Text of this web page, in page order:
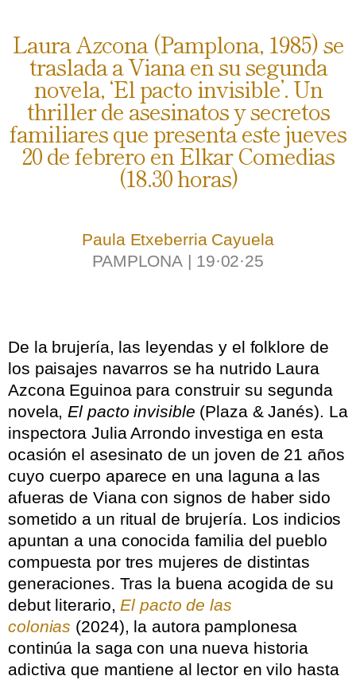
Laura Azcona (Pamplona, 1985) se
traslada a Viana en su segunda
novela, ‘El pacto invisible’. Un
thriller de asesinatos y secretos
familiares que presenta este jueves
20 de febrero en Elkar Comedias
(18.30 horas)
Paula Etxeberria Cayuela
PAMPLONA | 19·02·25
De la brujería, las leyendas y el folklore de
los paisajes navarros se ha nutrido Laura
Azcona Eguinoa para construir su segunda
novela, El pacto invisible (Plaza & Janés). La
inspectora Julia Arrondo investiga en esta
ocasión el asesinato de un joven de 21 años
cuyo cuerpo aparece en una laguna a las
afueras de Viana con signos de haber sido
sometido a un ritual de brujería. Los indicios
apuntan a una conocida familia del pueblo
compuesta por tres mujeres de distintas
generaciones. Tras la buena acogida de su
debut literario, El pacto de las
colonias (2024), la autora pamplonesa
continúa la saga con una nueva historia
adictiva que mantiene al lector en vilo hasta